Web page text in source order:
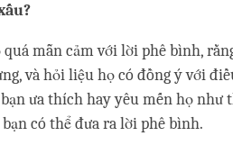
mẫn cảm với lời phê bình,
và hỏi liệu họ có đồng ý với
ưa thích hay yêu mến họ như
có thể đưa ra lời phê bình.